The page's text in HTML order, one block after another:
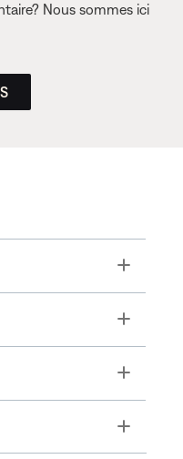
Nous sommes ici
Toggle
Toggle
Toggle
Toggle